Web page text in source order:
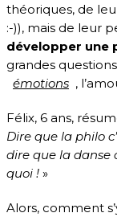
théoriques, de
:-)), mais de leur
développer une
grandes
émotions ,
Félix, 6 ans,
Dire que la philo
dire que la danse
quoi ! »
Alors, comment